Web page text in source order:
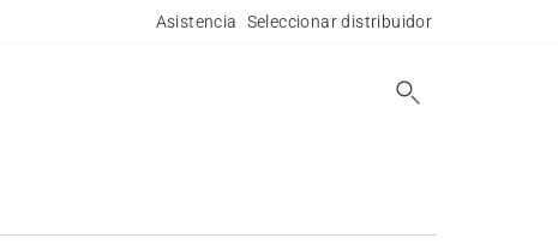
Asistencia Seleccionar distribuidor